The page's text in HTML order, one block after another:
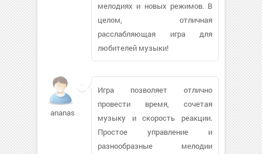
мелодиях и новых режимов. В
целом, отличная
расслабляющая игра для
любителей музыки!
ananasinka
Игра позволяет отлично
провести время, сочетая
музыку и скорость реакции.
Простое управление и
разнообразные мелодии